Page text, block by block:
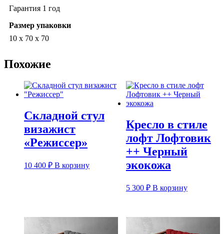
Гарантия 1 год
Размер упаковки
10 х 70 х 70
Похожие
Складной стул
визажист
«Режиссер»
10 400 ₽ В корзину
Кресло в стиле
лофт Лофтовик
++ Черный
экокожа
5 300 ₽ В корзину